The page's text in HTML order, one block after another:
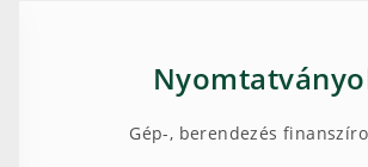
Gép-, berendezés